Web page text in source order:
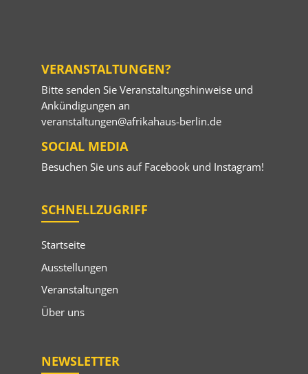
VERANSTALTUNGEN?
Bitte senden Sie Veranstaltungshinweise und
Ankündigungen an
veranstaltungen@afrikahaus-berlin.de
SOCIAL MEDIA
Besuchen Sie uns auf Facebookund Instagram!
SCHNELLZUGRIFF
Startseite
Ausstellungen
Veranstaltungen
Über uns
NEWSLETTER